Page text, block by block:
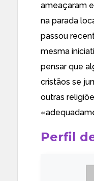
ameaçaram
na parada
passou
mesma
pensar que
cristãos se
outras
Perfil